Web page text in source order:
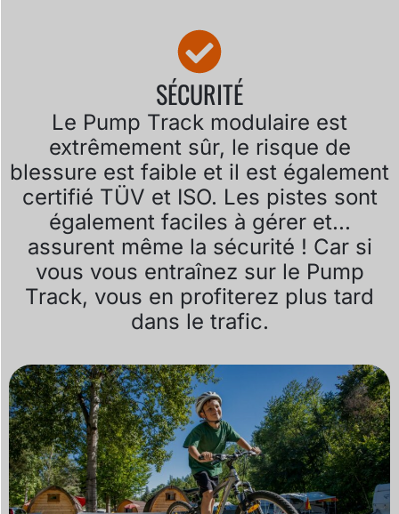
SÉCURITÉ
Le Pump Track modulaire est
extrêmement sûr, le risque de
blessure est faible et il est également
certifié TÜV et ISO. Les pistes sont
également faciles à gérer et...
assurent même la sécurité ! Car si
vous vous entraînez sur le Pump
Track, vous en profiterez plus tard
dans le trafic.